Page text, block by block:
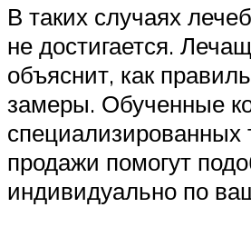
В таких случаях
не достигается.
объяснит, как
замеры. Обученные
специализированных
продажи помогут
индивидуально по